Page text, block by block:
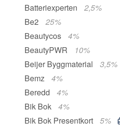
Batteriexperten
2,5%
Be2
25%
Beautycos
4%
BeautyPWR
10%
Beijer Byggmaterial
3,5%
Bemz
4%
Beredd
4%
Bik Bok
4%
Bik Bok Presentkort
5%